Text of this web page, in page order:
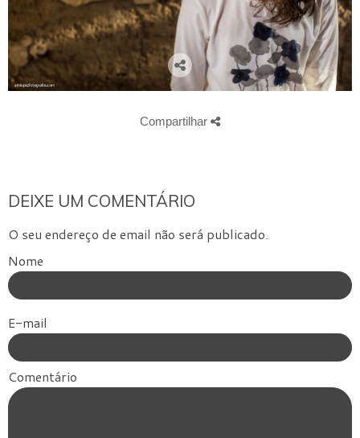
Compartilhar
DEIXE UM COMENTÁRIO
O seu endereço de email não será publicado.
Nome
E-mail
Comentário